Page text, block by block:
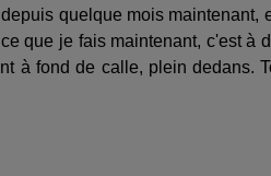
quelque mois maintenant,
que je fais maintenant, c'est à
à fond de calle, plein dedans.